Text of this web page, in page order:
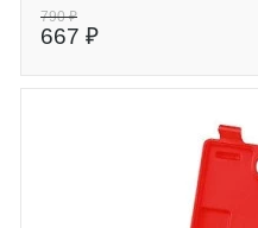
790 ₽
667 ₽